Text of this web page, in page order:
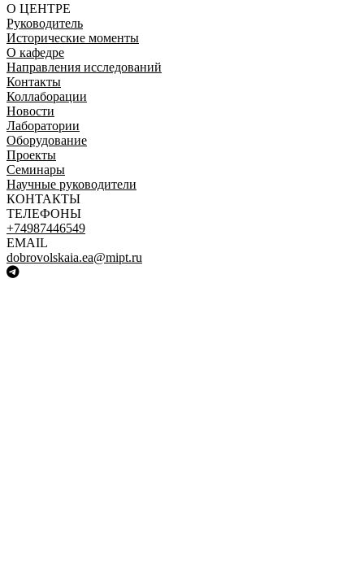
О ЦЕНТРЕ
Руководитель
Исторические моменты
О кафедре
Направления исследований
Контакты
Коллаборации
Новости
Лаборатории
Оборудование
Проекты
Семинары
Научные руководители
КОНТАКТЫ
ТЕЛЕФОНЫ
+74987446549
EMAIL
dobrovolskaia.ea@mipt.ru